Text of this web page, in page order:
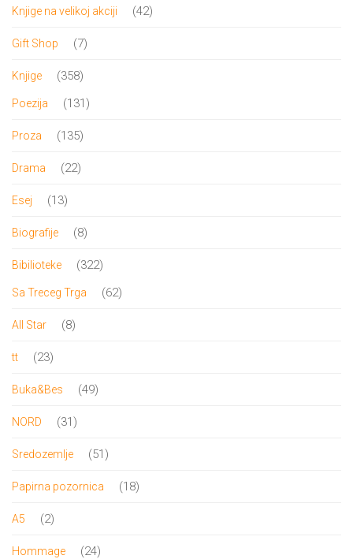
Knjige na velikoj akciji 4242
Gift Shop 77
Knjige 358358
proizvoda
Poezija 131131
Proza 135135
Drama 2222
Esej 1313
Biografije 88
Bibilioteke 322322
proizvoda
Sa Treceg Trga 6262
All Star 88
tt 2323
Buka&Bes 4949
NORD 3131
Sredozemlje 5151
Papirna pozornica 1818
A5 22
Hommage 2424